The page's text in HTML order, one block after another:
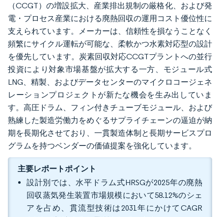
（CCGT）の増設拡大、産業排出規制の厳格化、および発
電・プロセス産業における廃熱回収の運用コスト優位性に
支えられています。メーカーは、信頼性を損なうことなく
頻繁にサイクル運転が可能な、柔軟かつ水素対応型の設計
を優先しています。炭素回収対応CCGTプラントへの並行
投資により対象市場基盤が拡大する一方、モジュール式
LNG、精製、およびデータセンターのマイクロコージェネ
レーションプロジェクトが新たな機会を生み出していま
す。高圧ドラム、フィン付きチューブモジュール、および
熟練した製造労働力をめぐるサプライチェーンの逼迫が納
期を長期化させており、一貫製造体制と長期サービスプロ
グラムを持つベンダーの価値提案を強化しています。
主要レポートポイント
設計別では、水平ドラム式HRSGが2025年の廃熱
回収蒸気発生装置市場規模において58.12%のシェ
アを占め、貫流型技術は2031年にかけてCAGR